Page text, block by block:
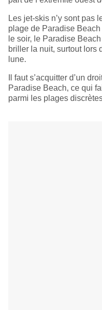
Les jet-skis n’y sont pas
plage de Paradise
le soir, le Paradise
briller la nuit, surtout lors
lune.
Il faut s’acquitter d’un
Paradise Beach, ce qui
parmi les plages